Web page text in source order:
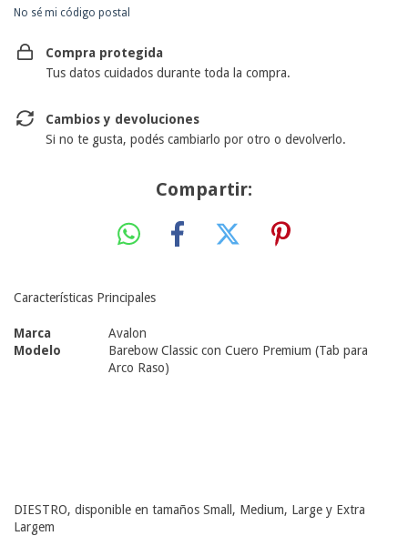
No sé mi código postal
Compra protegida
Tus datos cuidados durante toda la compra.
Cambios y devoluciones
Si no te gusta, podés cambiarlo por otro o devolverlo.
Compartir:
Características Principales
Marca
Avalon
Modelo
Barebow Classic con Cuero Premium (Tab para
Arco Raso)
DIESTRO, disponible en tamaños Small, Medium, Large y Extra
Largem